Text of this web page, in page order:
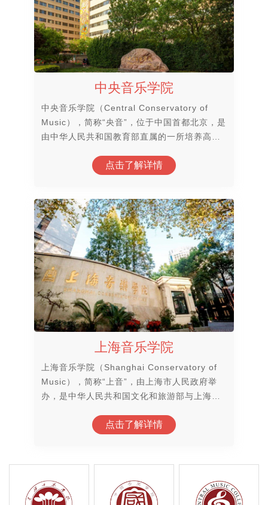
中央音乐学院
中央音乐学院（Central Conservatory of
Music），简称“央音”，位于中国首都北京，是
由中华人民共和国教育部直属的一所培养高级
一一所国全国重点大学和 “211工程”建设院
水平考级机构。中央音乐学院是一所代表中国
专业音乐教育水平，专业设置齐全，并在国内
外享有很高声誉的音乐学府
点击了解详情
上海音乐学院
上海音乐学院（Shanghai Conservatory of
Music），简称“上音”，由上海市人民政府举
办，是中华人民共和国文化和旅游部与上海市
院校，国家“双一流”世界一流学科建设高校，
选国家建设高水平大学公派研究生项目、国
家“特色重点学科项目”建设高校、国家文化创
新工程项目、中国政府奖学金来华留学生接收
点击了解详情